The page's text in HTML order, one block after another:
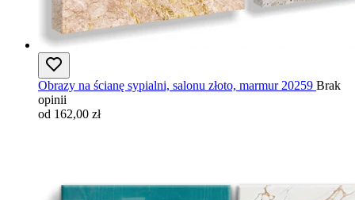
Obrazy na ścianę sypialni, salonu złoto, marmur 20259 Brak
opinii
od 162,00 zł